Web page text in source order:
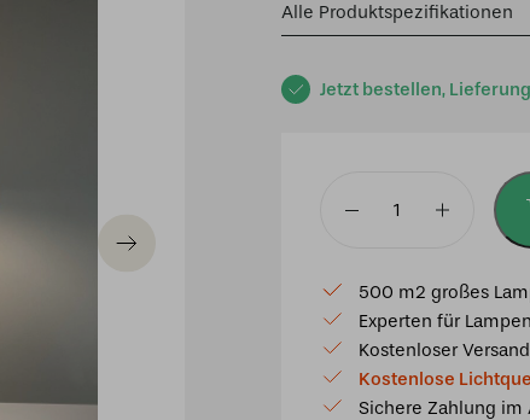
Jetzt bestellen,
Alle Produktspezifikationen
Austria
40
P6
Menge
500 m2 großes
Experten für
Kostenloser
Kostenlose
Sichere Zahlung im